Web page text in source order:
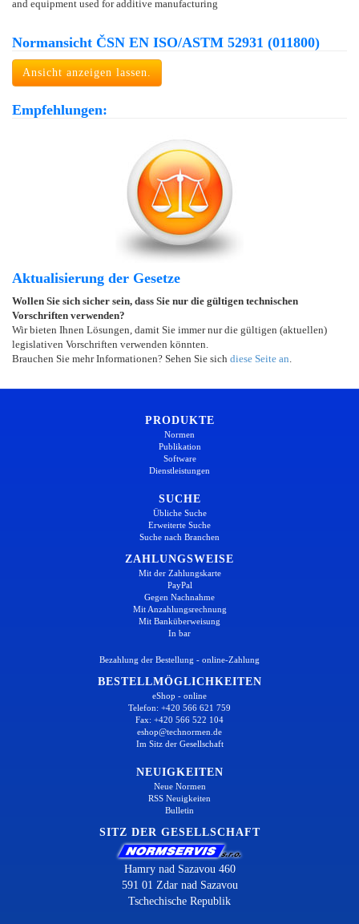
and equipment used for additive manufacturing
Normansicht ČSN EN ISO/ASTM 52931 (011800)
Ansicht anzeigen lassen.
Empfehlungen:
Aktualisierung der Gesetze
Wollen Sie sich sicher sein, dass Sie nur die gültigen technischen
Vorschriften verwenden?
Wir bieten Ihnen Lösungen, damit Sie immer nur die gültigen (aktuellen)
legislativen Vorschriften verwenden könnten.
Brauchen Sie mehr Informationen? Sehen Sie sich diese Seite an
PRODUKTE
Normen
Publikation
Software
Dienstleistungen
SUCHE
Übliche Suche
Erweiterte Suche
Suche nach Branchen
ZAHLUNGSWEISE
Mit der Zahlungskarte
PayPal
Gegen Nachnahme
Mit Anzahlungsrechnung
Mit Banküberweisung
In bar
Bezahlung der Bestellung - online-Zahlung
BESTELLMÖGLICHKEITEN
eShop - online
Telefon: +420 566 621 759
Fax: +420 566 522 104
eshop@technormen.de
Im Sitz der Gesellschaft
NEUIGKEITEN
Neue Normen
RSS Neuigkeiten
Bulletin
SITZ DER GESELLSCHAFT
Hamry nad Sazavou 460
591 01 Zdar nad Sazavou
Tschechische Republik